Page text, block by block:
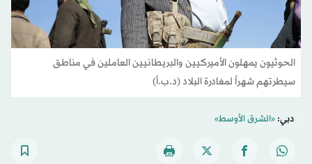
الحوثيون يمهلون الأميركيين والبريطانيين العاملين في مناطق
سيطرتهم شهراً لمغادرة البلاد (د.ب.أ)
دبي:«الشرق الأوسط»